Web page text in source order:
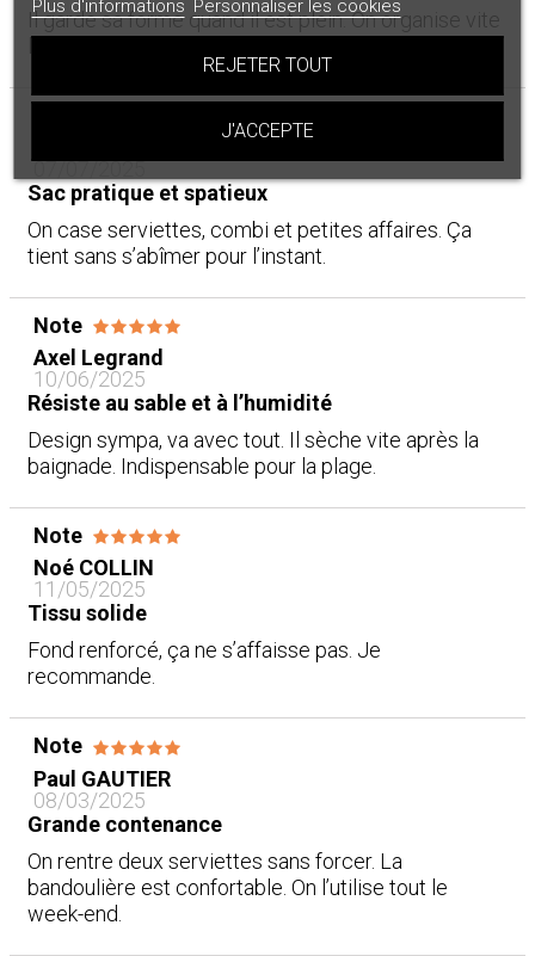
Il garde sa forme quand il est plein. On organise vite
le contenu.
07/07/2025
Sac pratique et spatieux
On case serviettes, combi et petites affaires. Ça
tient sans s’abîmer pour l’instant.
Note
Axel Legrand
10/06/2025
Résiste au sable et à l’humidité
Design sympa, va avec tout. Il sèche vite après la
baignade. Indispensable pour la plage.
Note
Noé COLLIN
11/05/2025
Tissu solide
Fond renforcé, ça ne s’affaisse pas. Je
recommande.
Note
Paul GAUTIER
08/03/2025
Grande contenance
On rentre deux serviettes sans forcer. La
bandoulière est confortable. On l’utilise tout le
week-end.
Plus d'informations Personnaliser les cookies
REJETER TOUT
J'ACCEPTE